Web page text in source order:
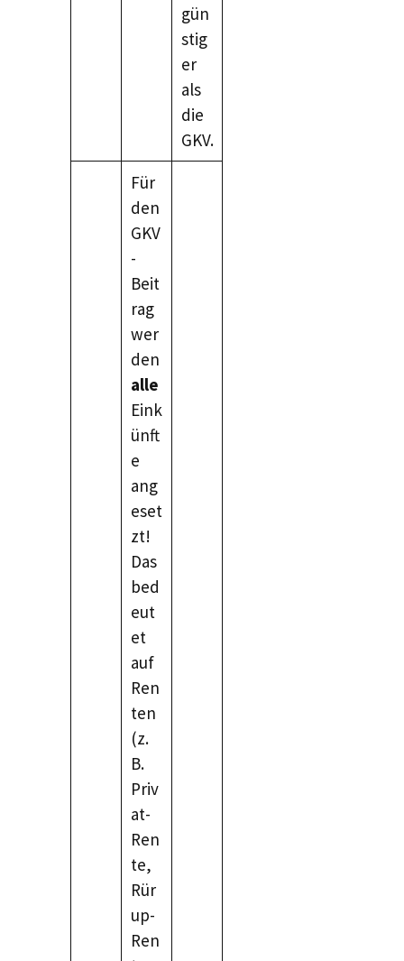
gün
stig
er
als
die
GKV.
Für
den
GKV
-
Beit
rag
wer
den
alle
Eink
ünft
e
ang
eset
zt!
Das
bed
eut
et
auf
Ren
ten
(z.
B.
Priv
at-
Ren
te,
Rür
up-
Ren